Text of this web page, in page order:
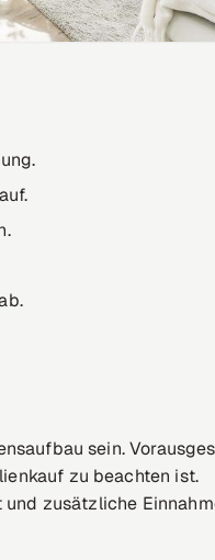
sein.
zu beachten ist.
zusätzliche